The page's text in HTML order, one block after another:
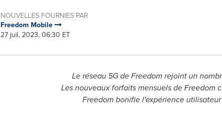
NOUVELLES FOURNIES PAR
Freedom Mobile
27 juil, 2023, 06:30 ET
Le réseau 5G de Freedom rejoint un
Les nouveaux forfaits mensuels de
Freedom bonifie l'expérience